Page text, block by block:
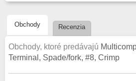
Obchody Recenzia
Obchody, ktoré predávajú
Terminal, Spade/fork, #8, Crimp